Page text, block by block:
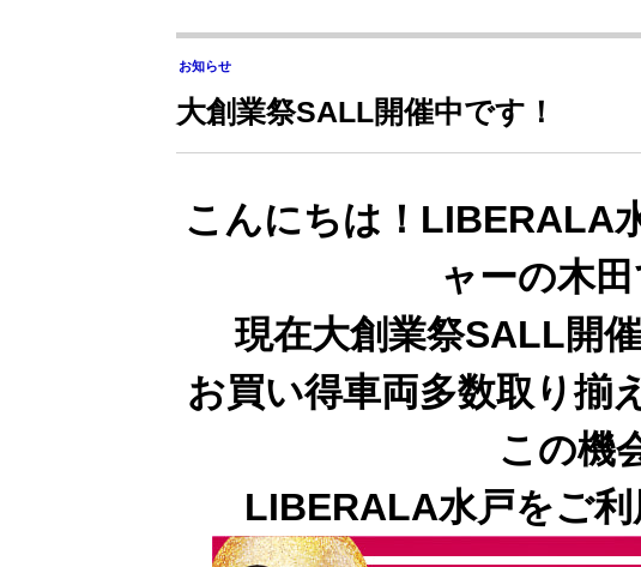
お知らせ
大創業祭SALL開催中です！
こんにちは！LIBERALA
ャーの木田
現在大創業祭SALL開
お買い得車両多数取り揃
この機
LIBERALA水戸をご利